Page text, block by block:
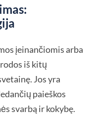
įeinančiomis arba
iš kitų
Jos yra
paieškos
svarbą ir kokybę.